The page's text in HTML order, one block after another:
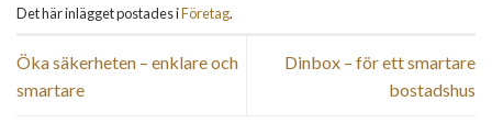
Det här inlägget postades iFöretag.
Öka säkerheten – enklare och
smartare
Dinbox – för ett smartare
bostadshus